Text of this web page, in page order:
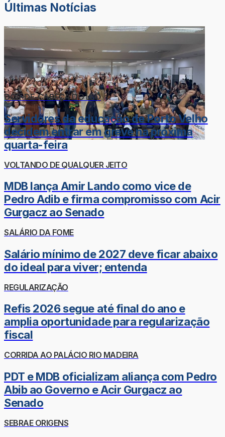
Últimas Notícias
DOR-DE-CABEÇA DO LÉO
Servidores da educação de Porto Velho
decidem entrar em greve na próxima
quarta-feira
VOLTANDO DE QUALQUER JEITO
MDB lança Amir Lando como vice de
Pedro Adib e firma compromisso com Acir
Gurgacz ao Senado
SALÁRIO DA FOME
Salário mínimo de 2027 deve ficar abaixo
do ideal para viver; entenda
REGULARIZAÇÃO
Refis 2026 segue até final do ano e
amplia oportunidade para regularização
fiscal
CORRIDA AO PALÁCIO RIO MADEIRA
PDT e MDB oficializam aliança com Pedro
Abib ao Governo e Acir Gurgacz ao
Senado
SEBRAE ORIGENS